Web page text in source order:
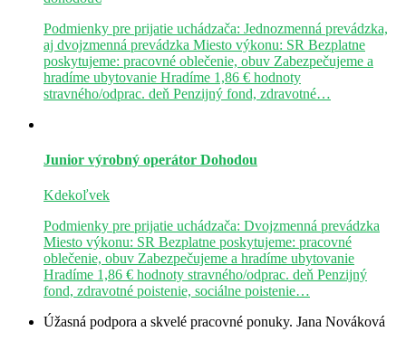
Podmienky pre prijatie uchádzača: Jednozmenná prevádzka,
aj dvojzmenná prevádzka Miesto výkonu: SR Bezplatne
poskytujeme: pracovné oblečenie, obuv Zabezpečujeme a
hradíme ubytovanie Hradíme 1,86 € hodnoty
stravného/odprac. deň Penzijný fond, zdravotné…
Junior výrobný operátor Dohodou
Kdekoľvek
Podmienky pre prijatie uchádzača: Dvojzmenná prevádzka
Miesto výkonu: SR Bezplatne poskytujeme: pracovné
oblečenie, obuv Zabezpečujeme a hradíme ubytovanie
Hradíme 1,86 € hodnoty stravného/odprac. deň Penzijný
fond, zdravotné poistenie, sociálne poistenie…
Úžasná podpora a skvelé pracovné ponuky. Jana Nováková